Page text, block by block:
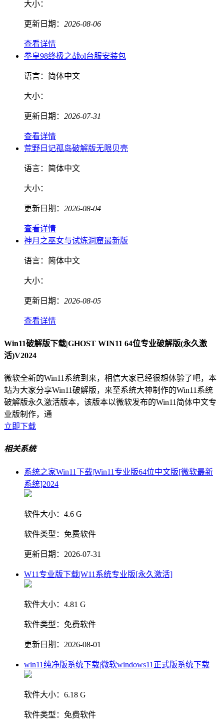
大小：
更新日期： 2026-08-06
查看详情
拳皇98终极之战ol台服安装包
语言： 简体中文
大小：
更新日期： 2026-07-31
查看详情
荒野日记孤岛破解版无限贝壳
语言： 简体中文
大小：
更新日期： 2026-08-04
查看详情
神月之巫女与试炼洞窟最新版
语言： 简体中文
大小：
更新日期： 2026-08-05
查看详情
Win11破解版下载|GHOST WIN11 64位专业破解版(永久激
活)V2024
微软全新的Win11系统到来，相信大家已经很想体验了吧，本
站为大家分享Win11破解版，来至系统大神制作的Win11系统
破解版永久激活版本，该版本以微软发布的Win11简体中文专
业版制作，通
立即下载
相关系统
系统之家Win11下载|Win11专业版64位中文版[微软最新
系统]2024
软件大小： 4.6 G
软件类型： 免费软件
更新日期： 2026-07-31
W11专业版下载|W11系统专业版[永久激活]
软件大小： 4.81 G
软件类型： 免费软件
更新日期： 2026-08-01
win11纯净版系统下载|微软windows11正式版系统下载
软件大小： 6.18 G
软件类型： 免费软件